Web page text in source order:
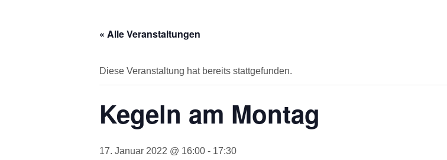
« Alle Veranstaltungen
Diese Veranstaltung hat bereits stattgefunden.
Kegeln am Montag
17. Januar 2022 @ 16:00 - 17:30